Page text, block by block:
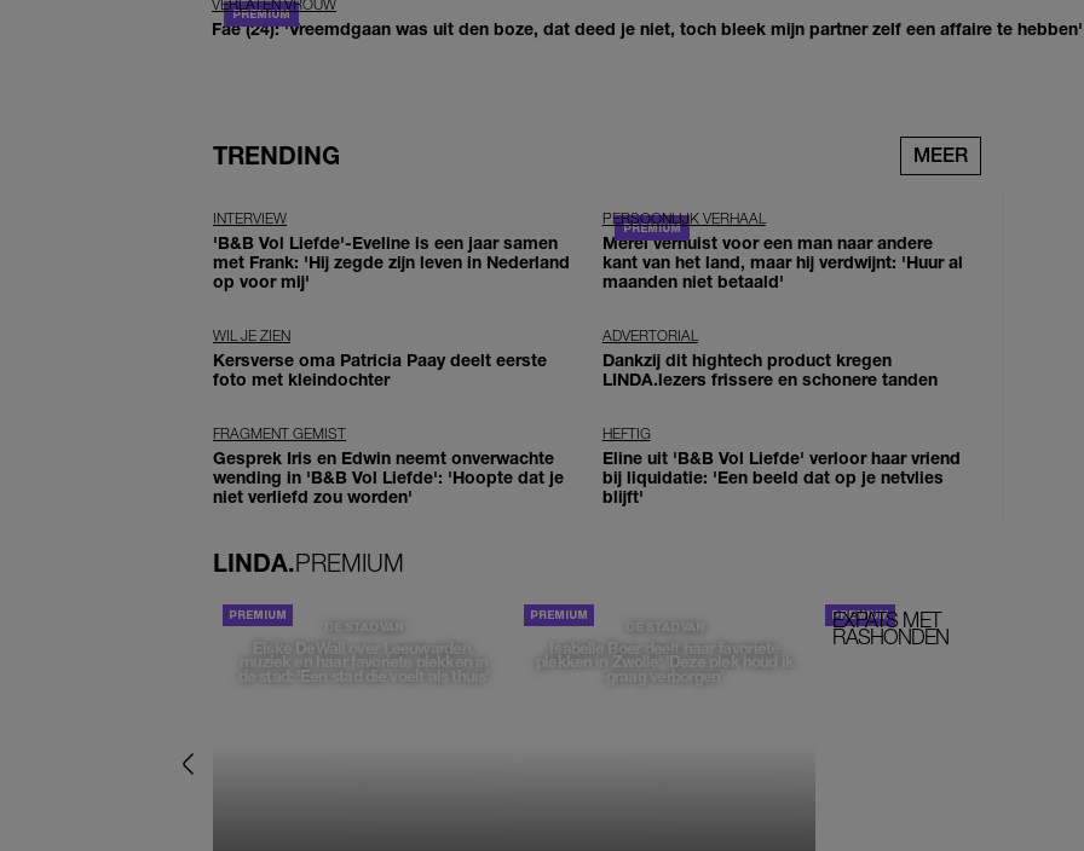
VERLATEN VROUW
Fae (24): 'Vreemdgaan was uit den boze, dat deed je niet, toch bleek mijn partner zelf een affaire te hebben'
TRENDING MEER
INTERVIEW
'B&B Vol Liefde'-Eveline is een jaar samen
met Frank: 'Hij zegde zijn leven in Nederland
op voor mij'
PERSOONLIJK VERHAAL
Merel verhuist voor een man naar andere
kant van het land, maar hij verdwijnt: 'Huur al
maanden niet betaald'
WIL JE ZIEN
Kersverse oma Patricia Paay deelt eerste
foto met kleindochter
ADVERTORIAL
Dankzij dit hightech product kregen
LINDA.lezers frissere en schonere tanden
FRAGMENT GEMIST
Gesprek Iris en Edwin neemt onverwachte
wending in 'B&B Vol Liefde': 'Hoopte dat je
niet verliefd zou worden'
HEFTIG
Eline uit 'B&B Vol Liefde' verloor haar vriend
bij liquidatie: 'Een beeld dat op je netvlies
blijft'
LINDA.PREMIUM
DE STAD VAN
Elske DeWall over Leeuwarden,
muziek en haar favoriete plekken in
de stad: 'Een stad die voelt als thuis'
DE STAD VAN
Isabelle Boer deelt haar favoriete
plekken in Zwolle: 'Deze plek houd ik
graag verborgen'
EXPATS MET
RASHONDEN